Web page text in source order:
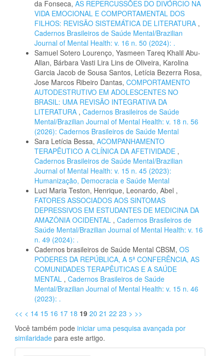
da Fonseca, AS REPERCUSSÕES DO DIVÓRCIO NA
VIDA EMOCIONAL E COMPORTAMENTAL DOS
FILHOS: REVISÃO SISTEMÁTICA DE LITERATURA ,
Cadernos Brasileiros de Saúde Mental/Brazilian
Journal of Mental Health: v. 16 n. 50 (2024): .
Samuel Sotero Lourenço, Yasmeen Tareq Khalil Abu-
Allan, Bárbara Vasti Lira Lins de Oliveira, Karolina
Garcia Jacob de Sousa Santos, Letícia Bezerra Rosa,
Jose Marcos Ribeiro Dantas, COMPORTAMENTO
AUTODESTRUTIVO EM ADOLESCENTES NO
BRASIL: UMA REVISÃO INTEGRATIVA DA
LITERATURA , Cadernos Brasileiros de Saúde
Mental/Brazilian Journal of Mental Health: v. 18 n. 56
(2026): Cadernos Brasileiros de Saúde Mental
Sara Letícia Bessa, ACOMPANHAMENTO
TERAPÊUTICO A CLÍNICA DA AFETIVIDADE ,
Cadernos Brasileiros de Saúde Mental/Brazilian
Journal of Mental Health: v. 15 n. 45 (2023):
Humanização, Democracia e Saúde Mental
Luci Maria Teston, Henrique, Leonardo, Abel ,
FATORES ASSOCIADOS AOS SINTOMAS
DEPRESSIVOS EM ESTUDANTES DE MEDICINA DA
AMAZÔNIA OCIDENTAL , Cadernos Brasileiros de
Saúde Mental/Brazilian Journal of Mental Health: v. 16
n. 49 (2024): .
Cadernos brasileiros de Saúde Mental CBSM, OS
PODERES DA REPÚBLICA, A 5ª CONFERÊNCIA, AS
COMUNIDADES TERAPÊUTICAS E A SAÚDE
MENTAL , Cadernos Brasileiros de Saúde
Mental/Brazilian Journal of Mental Health: v. 15 n. 46
(2023): .
<< < 14 15 16 17 18 19 20 21 22 23 > >>
Você também pode iniciar uma pesquisa avançada por
similaridade para este artigo.